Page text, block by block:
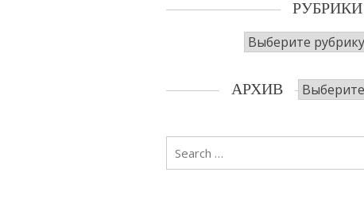
РУБРИКИ
Рубрики
АРХИВ Архив
Search
for: